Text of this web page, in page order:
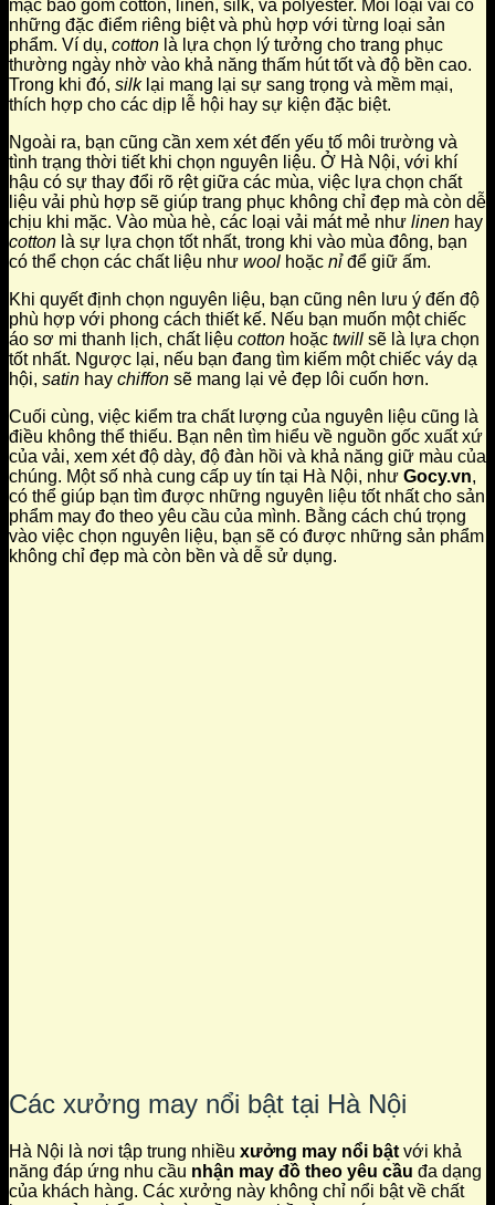
mặc bao gồm cotton, linen, silk, và polyester. Mỗi loại vải có
những đặc điểm riêng biệt và phù hợp với từng loại sản
phẩm. Ví dụ, cotton là lựa chọn lý tưởng cho trang phục
thường ngày nhờ vào khả năng thấm hút tốt và độ bền cao.
Trong khi đó, silklại mang lại sự sang trọng và mềm mại,
thích hợp cho các dịp lễ hội hay sự kiện đặc biệt.
Ngoài ra, bạn cũng cần xem xét đến yếu tố môi trường và
tình trạng thời tiết khi chọn nguyên liệu. Ở Hà Nội, với khí
hậu có sự thay đổi rõ rệt giữa các mùa, việc lựa chọn chất
liệu vải phù hợp sẽ giúp trang phục không chỉ đẹp mà còn dễ
chịu khi mặc. Vào mùa hè, các loại vải mát mẻ như linen hay
cotton là sự lựa chọn tốt nhất, trong khi vào mùa đông, bạn
có thể chọn các chất liệu như wool hoặc nỉđể giữ ấm.
Khi quyết định chọn nguyên liệu, bạn cũng nên lưu ý đến độ
phù hợp với phong cách thiết kế. Nếu bạn muốn một chiếc
áo sơ mi thanh lịch, chất liệu cotton hoặc twill sẽ là lựa chọn
tốt nhất. Ngược lại, nếu bạn đang tìm kiếm một chiếc váy dạ
hội, satin hay chiffon sẽ mang lại vẻ đẹp lôi cuốn hơn.
Cuối cùng, việc kiểm tra chất lượng của nguyên liệu cũng là
điều không thể thiếu. Bạn nên tìm hiểu về nguồn gốc xuất xứ
của vải, xem xét độ dày, độ đàn hồi và khả năng giữ màu của
chúng. Một số nhà cung cấp uy tín tại Hà Nội, như Gocy.vn,
có thể giúp bạn tìm được những nguyên liệu tốt nhất cho sản
phẩm may đo theo yêu cầu của mình. Bằng cách chú trọng
vào việc chọn nguyên liệu, bạn sẽ có được những sản phẩm
không chỉ đẹp mà còn bền và dễ sử dụng.
Các xưởng may nổi bật tại Hà Nội
Hà Nội là nơi tập trung nhiều xưởng may nổi bật với khả
năng đáp ứng nhu cầu nhận may đồ theo yêu cầu đa dạng
của khách hàng. Các xưởng này không chỉ nổi bật về chất